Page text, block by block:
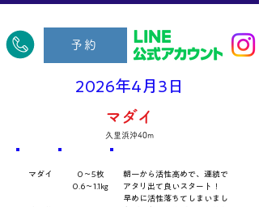
予約
2026年4月3日
マダイ
久里浜沖40m
朝一から活性高めで、連続で
アタリ出て良いスタート！
早めに活性落ちてしまいまし
0～5枚
0.6～1.1㎏
マダイ